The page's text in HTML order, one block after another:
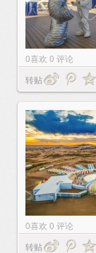
0喜欢 0 评论
转贴
0喜欢 0 评论
转贴